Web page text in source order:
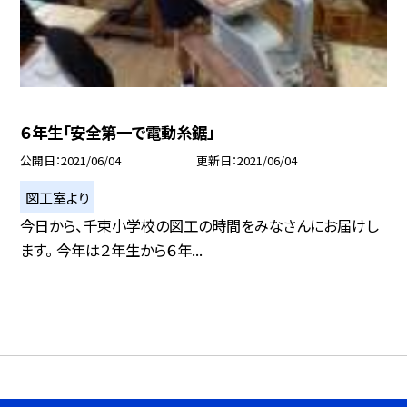
６年生「安全第一で電動糸鋸」
公開日 2021/06/04 更新日 2021/06/04
図工室より
今日から、千束小学校の図工の時間をみなさんにお届けし
ます。 今年は２年生から６年...